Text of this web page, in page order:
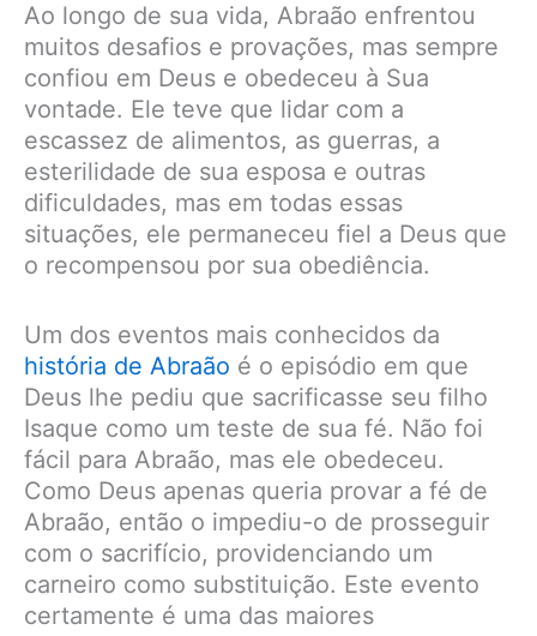
Ao longo de sua vida, Abraão enfrentou
muitos desafios e provações, mas sempre
confiou em Deus e obedeceu à Sua
vontade. Ele teve que lidar com a
escassez de alimentos, as guerras, a
esterilidade de sua esposa e outras
dificuldades, mas em todas essas
situações, ele permaneceu fiel a Deus que
o recompensou por sua obediência.
Um dos eventos mais conhecidos da
história de Abraão é o episódio em que
Deus lhe pediu que sacrificasse seu filho
Isaque como um teste de sua fé. Não foi
fácil para Abraão, mas ele obedeceu.
Como Deus apenas queria provar a fé de
Abraão, então o impediu-o de prosseguir
com o sacrifício, providenciando um
carneiro como substituição. Este evento
certamente é uma das maiores